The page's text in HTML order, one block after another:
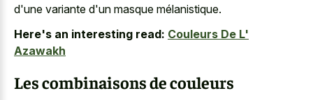
d'une variante d'un masque mélanistique.
Here's an interesting read: Couleurs De L'
Azawakh
Les combinaisons de couleurs